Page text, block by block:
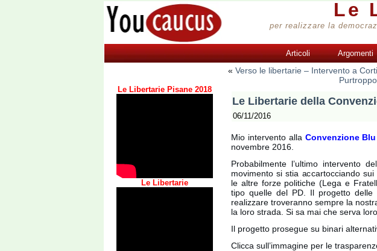
Le
per realizzare la
Articoli Argomenti
Le Libertarie Pisane 2018
Le Libertarie
« Verso le libertarie – Intervento a
Le Libertarie della
06/11/2016
Mio intervento alla Convenzione Blu
novembre 2016.
Probabilmente l’ultimo intervento
movimento si stia accartocciando
le altre forze politiche (Lega e
tipo quelle del PD. Il progetto
realizzare troveranno sempre la
la loro strada. Si sa mai che serva
Il progetto prosegue su binari
Clicca sull’immagine per le